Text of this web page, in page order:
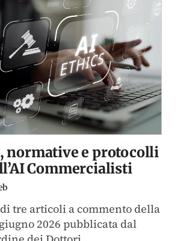
normative e protocolli
Commercialisti
tre articoli a commento della
2026 pubblicata dal